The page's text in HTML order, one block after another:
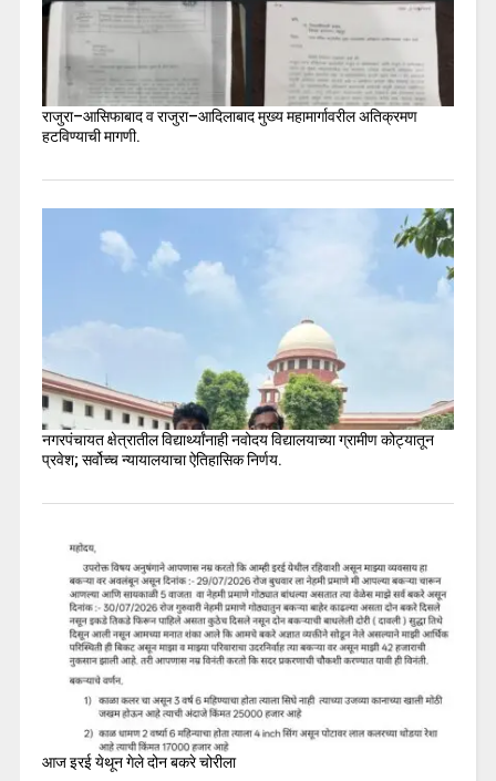
राजुरा–आसिफाबाद व राजुरा–आदिलाबाद मुख्य महामार्गावरील अतिक्रमण
हटविण्याची मागणी.
नगरपंचायत क्षेत्रातील विद्यार्थ्यांनाही नवोदय विद्यालयाच्या ग्रामीण कोट्यातून
प्रवेश; सर्वोच्च न्यायालयाचा ऐतिहासिक निर्णय.
आज इरई येथून गेले दोन बकरे चोरीला